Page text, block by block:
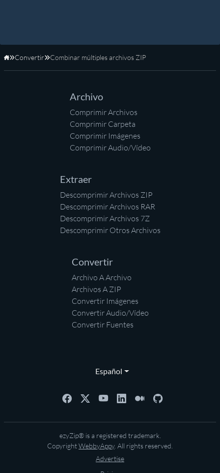
Inicio
Convertir Combinar múltiples archivos ZIP
Archivo
Comprimir Archivos
Comprimir Carpeta
Comprimir Imágenes
Comprimir Audio/Vídeo
Extraer
Descomprimir Archivos ZIP
Descomprimir Archivos RAR
Descomprimir Archivos 7Z
Descomprimir Otros Archivos
Convertir
Archivo A Archivo
Archivos A ZIP
Convertir Imágenes
Convertir Audio/Vídeo
Convertir Fuentes
Español
ezyZip® is a registered trademark.
CopyrightWebbyAppy. All rights reserved.
Advertise